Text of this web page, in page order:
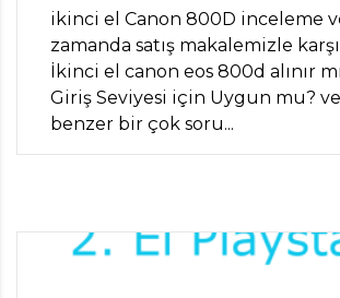
ikinci el Canon 800D inceleme
zamanda satış makalemizle
İkinci el canon eos 800d alınır
Giriş Seviyesi için Uygun mu?
benzer bir çok soru...